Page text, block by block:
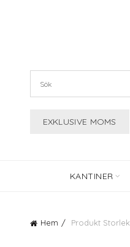
KANTINER
Hem Produkt Storlek